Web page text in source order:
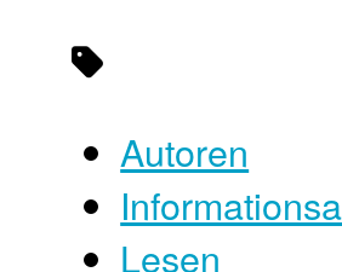
Autoren
Lesen